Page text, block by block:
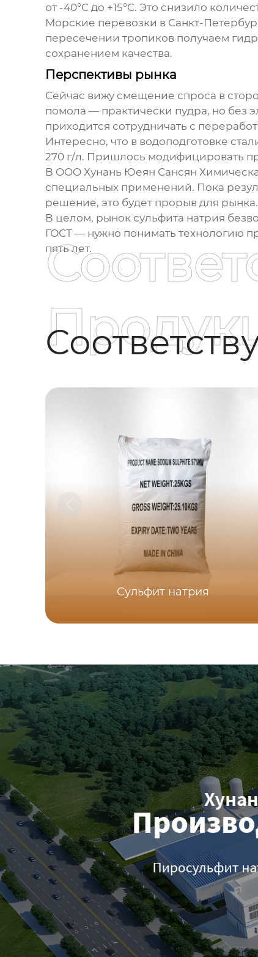
от -40°C до +15°C. Это снизило
Морские перевозки в Санкт-
пересечении тропиков получаем
сохранением качества.
Перспективы рынка
Сейчас вижу смещение спроса в
помола — практически пудра, но без
приходится сотрудничать с
Интересно, что в водоподготовке
270 г/л. Пришлось модифицировать
В OOO Хунань Юеян Сансян
специальных применений. Пока
решение, это будет прорыв для рынка.
В целом, рынок сульфита натрия
ГОСТ — нужно понимать технологию
пять лет.
Сульфит натрия